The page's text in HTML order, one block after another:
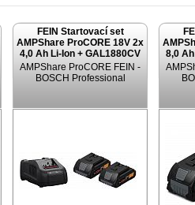
FEIN Startovací set
AMPShare ProCORE 18V 2x
4,0 Ah Li-Ion + GAL1880CV
AMPShare ProCORE FEIN -
BOSCH Professional
8,0